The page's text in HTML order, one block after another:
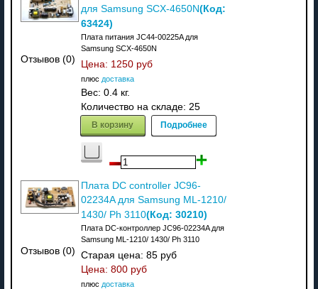
Отзывов (0)
для Samsung SCX-4650N(Код:
63424)
Плата питания JC44-00225A для
Samsung SCX-4650N
Цена: 1250 руб
плюс доставка
Вес: 0.4 кг.
Количество на складе: 25
В корзину Подробнее
Отзывов (0)
Плата DC controller JC96-
02234A для Samsung ML-1210/
1430/ Ph 3110(Код: 30210)
Плата DC-контроллер JC96-02234A для
Samsung ML-1210/ 1430/ Ph 3110
Старая цена: 85 руб
Цена: 800 руб
плюс доставка